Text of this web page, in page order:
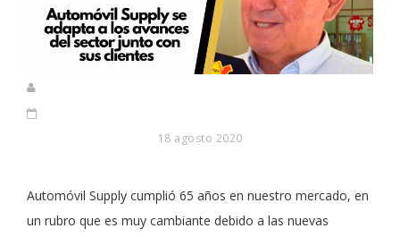
18 agosto 2020
Automóvil Supply cumplió 65 años en nuestro mercado, en
un rubro que es muy cambiante debido a las nuevas